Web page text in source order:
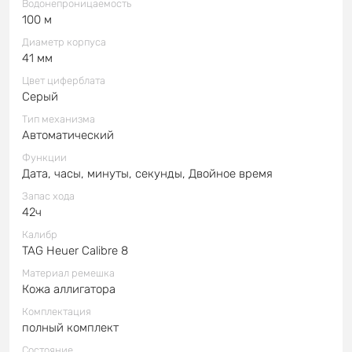
Водонепроницаемость
100 м
Диаметр корпуса
41 мм
Цвет циферблата
Серый
Тип механизма
Автоматический
Функции
Дата, часы, минуты, секунды, Двойное время
Запас хода
42ч
Калибр
TAG Heuer Calibre 8
Материал ремешка
Кожа аллигатора
Комплектация
полный комплект